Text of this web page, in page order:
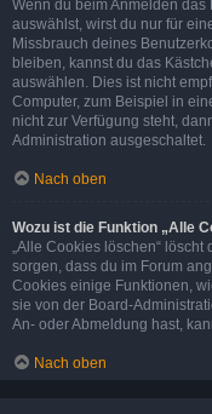
Wenn du beim Anmelden das
auswählst, wirst du nur für
Missbrauch deines
bleiben, kannst du das
auswählen. Dies ist nicht
Computer, zum Beispiel in
nicht zur Verfügung steht,
Administration ausgeschaltet.
Nach oben
Wozu ist die Funktion „Alle
„Alle Cookies löschen“
sorgen, dass du im Forum
Cookies einige Funktionen,
sie von der Board-
An- oder Abmeldung hast,
Nach oben